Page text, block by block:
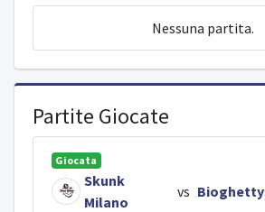
Nessuna partita.
Partite Giocate
Giocata
Skunk
Milano
vs